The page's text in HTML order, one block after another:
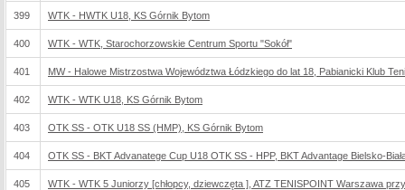
399 WTK - HWTK U18, KS Górnik Bytom
400 WTK - WTK, Starochorzowskie Centrum Sportu "Sokół"
401 MW - Halowe Mistrzostwa Województwa Łódzkiego do lat 18, Pabianicki Klub
402 WTK - WTK U18, KS Górnik Bytom
403 OTK SS - OTK U18 SS (HMP), KS Górnik Bytom
404 OTK SS - BKT Advanatege Cup U18 OTK SS - HPP, BKT Advantage Bielsko-
405 WTK - WTK 5 Juniorzy [chłopcy, dziewczęta ], ATZ TENISPOINT Warszawa